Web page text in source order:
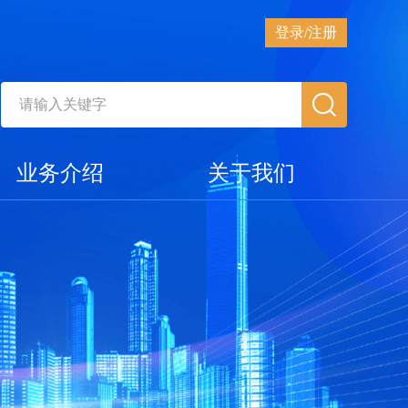
登录/注册
业务介绍 关于我们